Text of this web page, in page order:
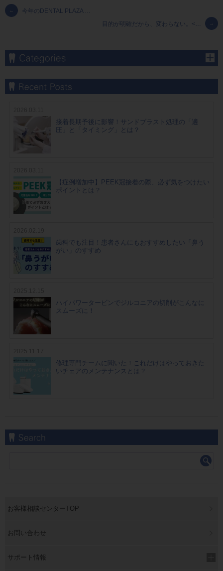
← 今年のDENTAL PLAZA …
→
目的が明確だから、変わらない。<…
接着長期予後に影響！サンドブラスト処理の「適
圧」と「タイミング」とは？
【症例増加中】PEEK冠接着の際、必ず気をつけたい
ポイントとは？
歯科でも注目！患者さんにもおすすめしたい「鼻う
がい」のすすめ
ハイパワータービンでジルコニアの切削がこんなに
スムーズに！
修理専門チームに聞いた！これだけはやっておきた
いチェアのメンテナンスとは？
お客様相談センターTOP
お問い合わせ
サポート情報